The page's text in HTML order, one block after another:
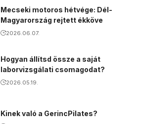
Mecseki motoros hétvége: Dél-
Magyarország rejtett ékköve
2026.06.07.
Hogyan állítsd össze a saját
laborvizsgálati csomagodat?
2026.05.19.
Kinek való a GerincPilates?